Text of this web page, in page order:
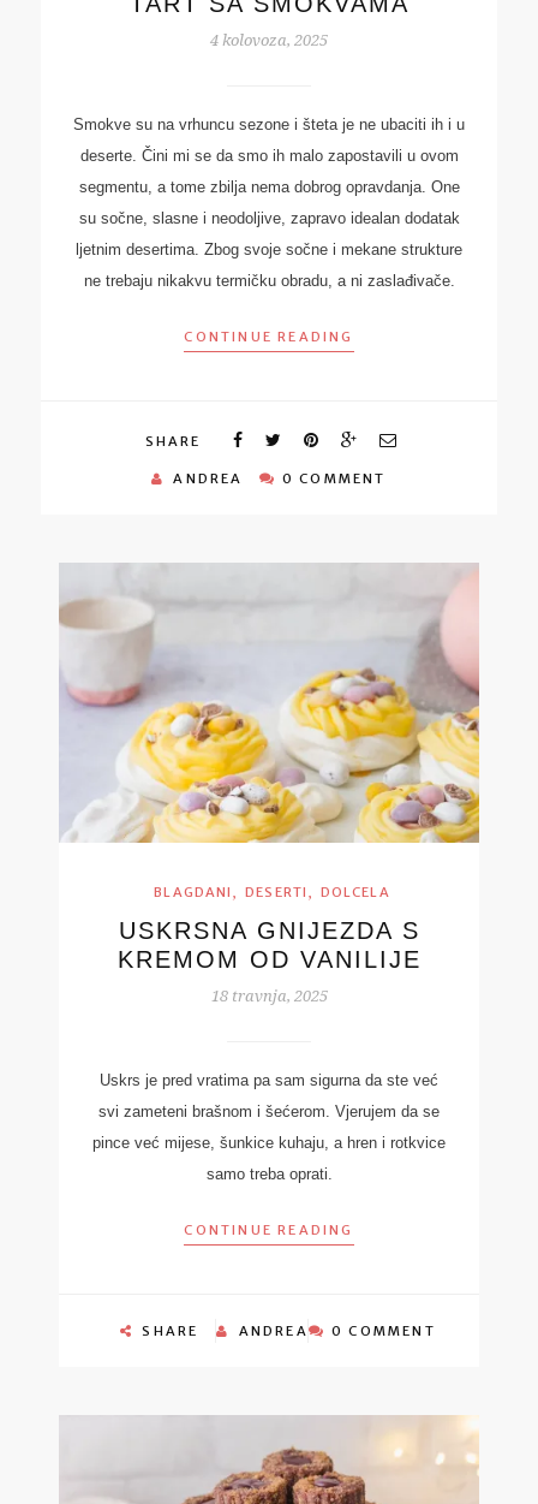
4 kolovoza, 2025
Smokve su na vrhuncu sezone i šteta je ne ubaciti ih i u
deserte. Čini mi se da smo ih malo zapostavili u ovom
segmentu, a tome zbilja nema dobrog opravdanja. One
su sočne, slasne i neodoljive, zapravo idealan dodatak
ljetnim desertima. Zbog svoje sočne i mekane strukture
ne trebaju nikakvu termičku obradu, a ni zaslađivače.
CONTINUE READING
SHARE
ANDREA 0 COMMENT
BLAGDANI , DESERTI , DOLCELA
USKRSNA GNIJEZDA S
KREMOM OD VANILIJE
18 travnja, 2025
Uskrs je pred vratima pa sam sigurna da ste već
svi zameteni brašnom i šećerom. Vjerujem da se
pince već mijese, šunkice kuhaju, a hren i rotkvice
samo treba oprati.
CONTINUE READING
SHARE ANDREA 0 COMMENT